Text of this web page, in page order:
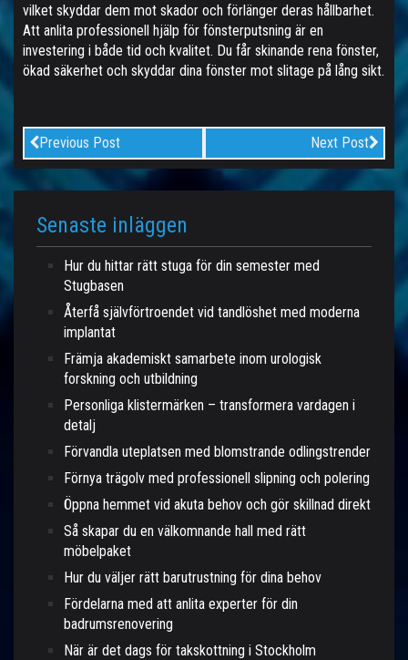
vilket skyddar dem mot skador och förlänger deras hållbarhet.
Att anlita professionell hjälp för fönsterputsning är en
investering i både tid och kvalitet. Du får skinande rena fönster,
ökad säkerhet och skyddar dina fönster mot slitage på lång sikt.
Previous Post Next Post
Senaste inläggen
Hur du hittar rätt stuga för din semester med
Stugbasen
Återfå självförtroendet vid tandlöshet med moderna
implantat
Främja akademiskt samarbete inom urologisk
forskning och utbildning
Personliga klistermärken – transformera vardagen i
detalj
Förvandla uteplatsen med blomstrande odlingstrender
Förnya trägolv med professionell slipning och polering
Öppna hemmet vid akuta behov och gör skillnad direkt
Så skapar du en välkomnande hall med rätt
möbelpaket
Hur du väljer rätt barutrustning för dina behov
Fördelarna med att anlita experter för din
badrumsrenovering
När är det dags för takskottning i Stockholm